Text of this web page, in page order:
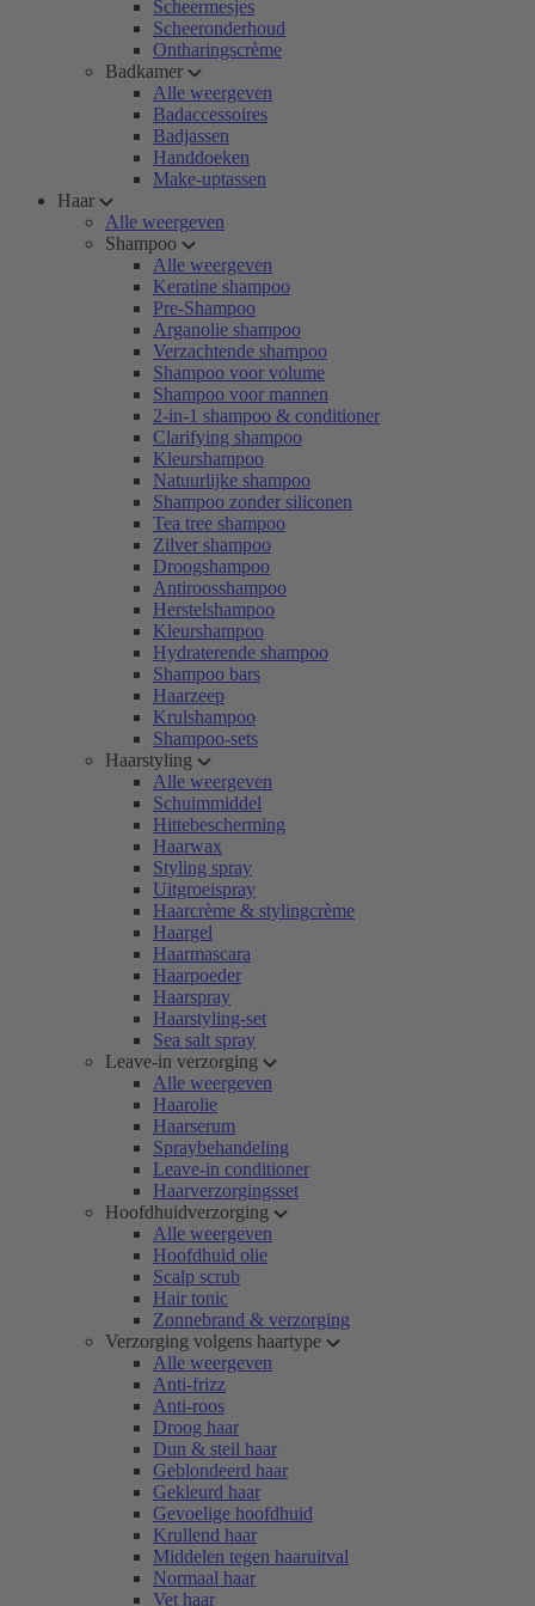
Scheermesjes
Scheeronderhoud
Ontharingscrème
Badkamer
Alle weergeven
Badaccessoires
Badjassen
Handdoeken
Make-uptassen
Haar
Alle weergeven
Shampoo
Alle weergeven
Keratine shampoo
Pre-Shampoo
Arganolie shampoo
Verzachtende shampoo
Shampoo voor volume
Shampoo voor mannen
2-in-1 shampoo & conditioner
Clarifying shampoo
Kleurshampoo
Natuurlijke shampoo
Shampoo zonder siliconen
Tea tree shampoo
Zilver shampoo
Droogshampoo
Antiroosshampoo
Herstelshampoo
Kleurshampoo
Hydraterende shampoo
Shampoo bars
Haarzeep
Krulshampoo
Shampoo-sets
Haarstyling
Alle weergeven
Schuimmiddel
Hittebescherming
Haarwax
Styling spray
Uitgroeispray
Haarcrème & stylingcrème
Haargel
Haarmascara
Haarpoeder
Haarspray
Haarstyling-set
Sea salt spray
Leave-in verzorging
Alle weergeven
Haarolie
Haarserum
Spraybehandeling
Leave-in conditioner
Haarverzorgingsset
Hoofdhuidverzorging
Alle weergeven
Hoofdhuid olie
Scalp scrub
Hair tonic
Zonnebrand & verzorging
Verzorging volgens haartype
Alle weergeven
Anti-frizz
Anti-roos
Droog haar
Dun & steil haar
Geblondeerd haar
Gekleurd haar
Gevoelige hoofdhuid
Krullend haar
Middelen tegen haaruitval
Normaal haar
Vet haar